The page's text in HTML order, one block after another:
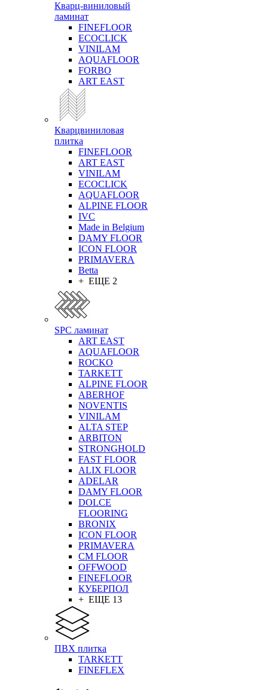
Кварц-виниловый
ламинат
FINEFLOOR
ECOCLICK
VINILAM
AQUAFLOOR
FORBO
ART EAST
Кварцвиниловая
плитка
FINEFLOOR
ART EAST
VINILAM
ECOCLICK
AQUAFLOOR
ALPINE FLOOR
IVC
Made in Belgium
DAMY FLOOR
ICON FLOOR
PRIMAVERA
Betta
+ ЕЩЕ 2
SPC ламинат
ART EAST
AQUAFLOOR
ROCKO
TARKETT
ALPINE FLOOR
ABERHOF
NOVENTIS
VINILAM
ALTA STEP
ARBITON
STRONGHOLD
FAST FLOOR
ALIX FLOOR
ADELAR
DAMY FLOOR
DOLCE
FLOORING
BRONIX
ICON FLOOR
PRIMAVERA
CM FLOOR
OFFWOOD
FINEFLOOR
КУБЕРПОЛ
+ ЕЩЕ 13
ПВХ плитка
TARKETT
FINEFLEX